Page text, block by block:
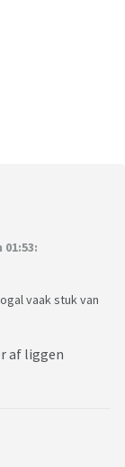
vaak stuk van
af liggen